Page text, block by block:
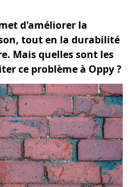
d'améliorer la
tout en la durabilité
Mais quelles sont les
ce problème à Oppy ?